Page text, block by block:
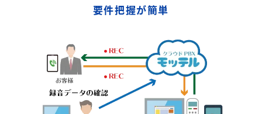
要件把握が簡単